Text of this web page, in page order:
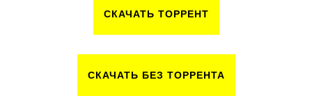
СКАЧАТЬ ТОРРЕНТ
СКАЧАТЬ БЕЗ ТОРРЕНТА